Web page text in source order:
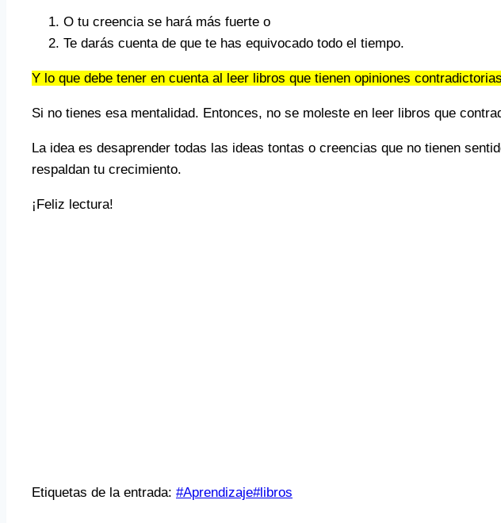
O tu creencia se hará más fuerte o
Te darás cuenta de que te has equivocado todo el tiempo.
Y lo que debe tener en cuenta al leer libros que tienen opiniones
Si no tienes esa mentalidad. Entonces, no se moleste en leer libros que
La idea es desaprender todas las ideas tontas o creencias que no tienen
respaldan tu crecimiento.
¡Feliz lectura!
Etiquetas de la entrada: #Aprendizaje#libros